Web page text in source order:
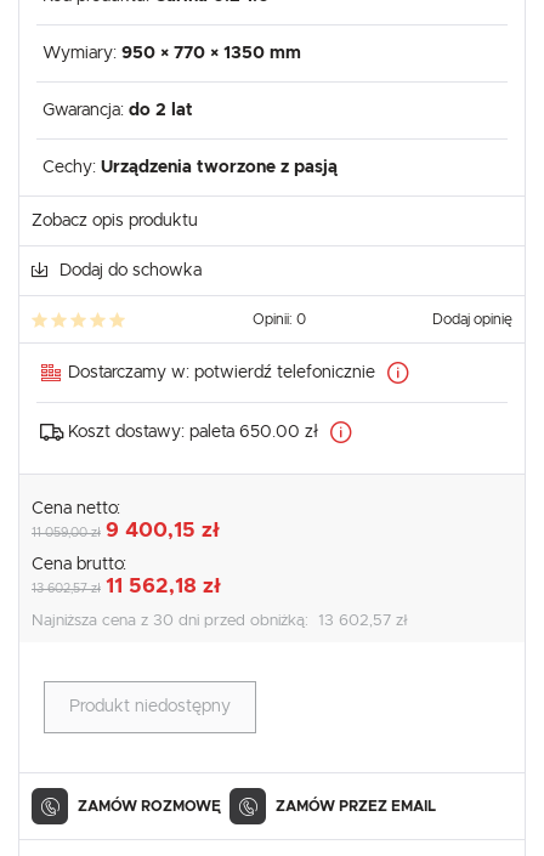
Wymiary: 950 × 770 × 1350 mm
Gwarancja: do 2 lat
Cechy: Urządzenia tworzone z pasją
Zobacz opis produktu
Dodaj do schowka
Opinii: 0 Dodaj opinię
Dostarczamy w: potwierdź telefonicznie
Koszt dostawy: paleta 650.00 zł
Cena netto:
11 059,00 zł 9 400,15 zł
Cena brutto:
13 602,57 zł 11 562,18 zł
Najniższa cena z 30 dni przed obniżką: 13 602,57 zł
Produkt niedostępny
ZAMÓW ROZMOWĘ ZAMÓW PRZEZ EMAIL